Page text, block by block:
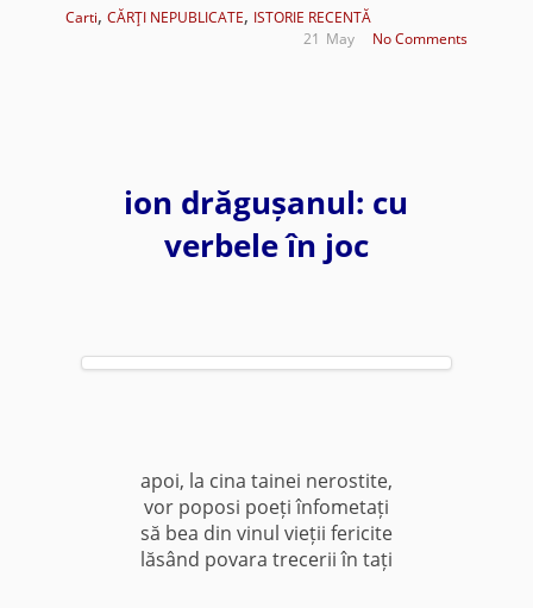
Carti, CĂRŢI NEPUBLICATE, ISTORIE RECENTĂ
No Comments
May
21
ion drăgușanul: cu
verbele în joc
apoi, la cina tainei nerostite,
vor poposi poeți înfometați
să bea din vinul vieții fericite
lăsând povara trecerii în tați